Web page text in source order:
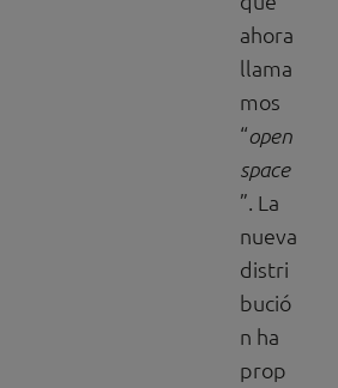
ahora
llama
mos
“open
space
”. La
nueva
distri
bució
n ha
prop